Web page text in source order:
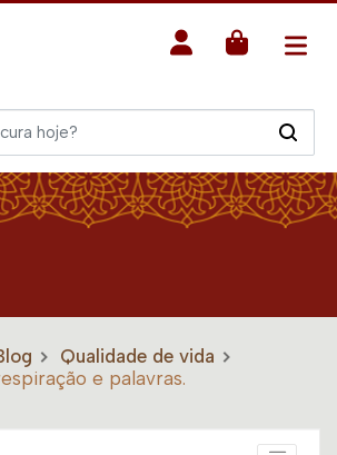
Qualidade de vida
e palavras.